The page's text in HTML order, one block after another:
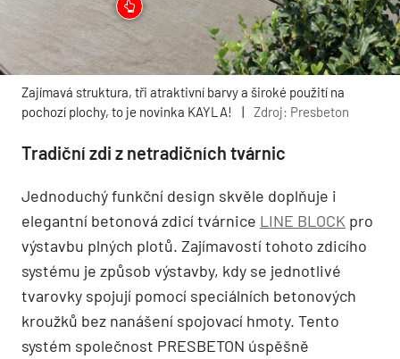
Zajímavá struktura, tři atraktivní barvy a široké použití na
pochozí plochy, to je novinka KAYLA!
| Zdroj: Presbeton
Tradiční zdi z netradičních tvárnic
Jednoduchý funkční design skvěle doplňuje i
elegantní betonová zdicí tvárnice LINE BLOCK pro
výstavbu plných plotů. Zajímavostí tohoto zdicího
systému je způsob výstavby, kdy se jednotlivé
tvarovky spojují pomocí speciálních betonových
kroužků bez nanášení spojovací hmoty. Tento
systém společnost PRESBETON úspěšně